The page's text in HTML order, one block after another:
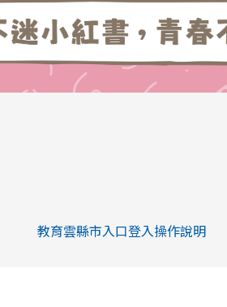
link to https://
link to https://eliteracy.edu.tw/
教育雲縣市入口登入操作說明
link to https://